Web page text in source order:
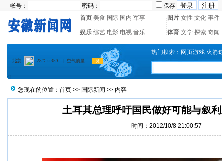
帐号： 密码：
保存
首页 美食 国际 国内 军事 图片 女性 文化 事件
娱乐 综艺 电影 电视 音乐 体育 文学 探索 奇闻
热门搜索： 网页游戏 火箭
您现在的位置： 首页 >> 国际新闻 >> 内容
土耳其总理呼吁国民做好可能与叙
时间：2012/10/8 21:00:57